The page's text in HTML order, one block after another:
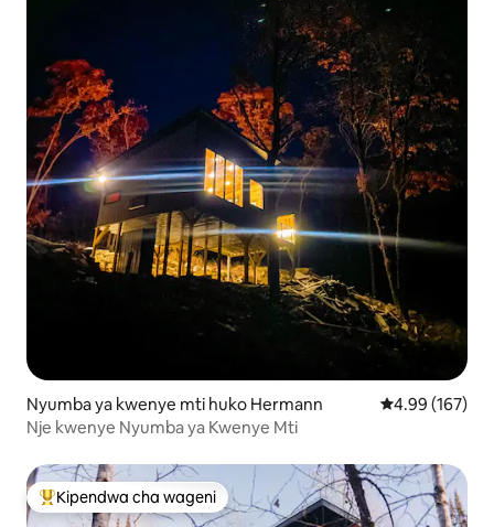
Nyumba ya kwenye mti huko Hermann Ukadiriaji wa
4.99 (167)
Nje kwenye Nyumba ya Kwenye Mti
Kipendwa maarufu cha wageni
Kipendwa cha wageni